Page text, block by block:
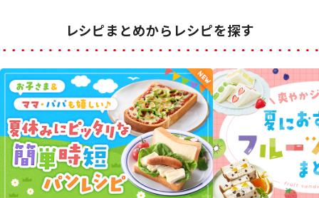
レシピまとめからレシピを探す